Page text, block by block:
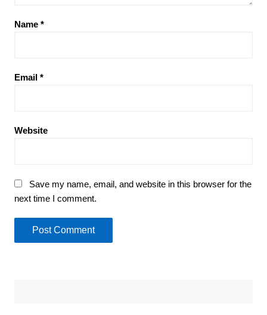
Name *
Email *
Website
Save my name, email, and website in this browser for the
next time I comment.